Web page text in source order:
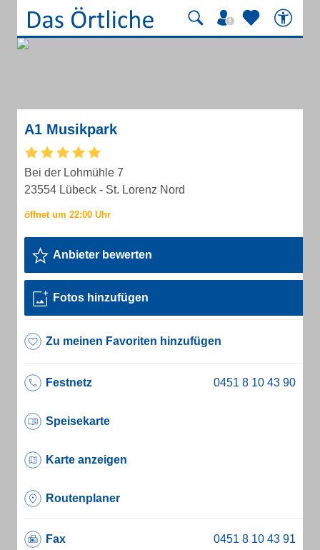
A1 Musikpark
Bei der Lohmühle 7
23554 Lübeck - St. Lorenz Nord
Anbieter bewerten
Fotos hinzufügen
Zu meinen Favoriten hinzufügen
Festnetz
Speisekarte
Karte anzeigen
Routenplaner
Fax